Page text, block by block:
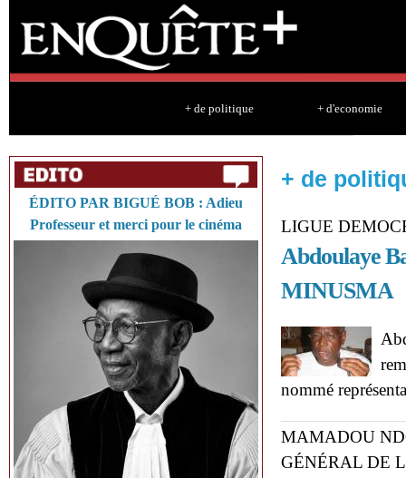
+ de politique + d'economie
ÉDITO PAR BIGUÉ BOB : Adieu
Professeur et merci pour le cinéma
+ de
LIGUE
Abdoulaye
MINUSMA
nommé
MAMADOU
GÉNÉRAL DE